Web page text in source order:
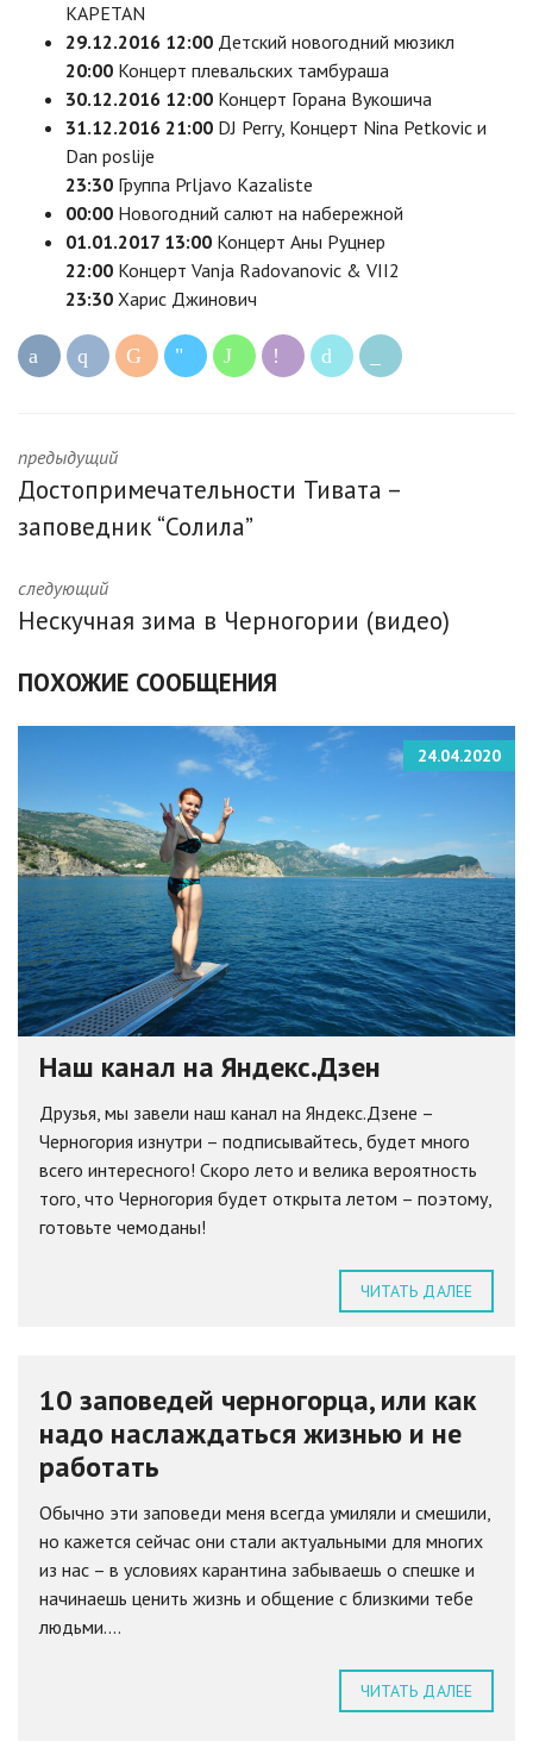
KAPETAN
29.12.2016 12:00 Детский новогодний мюзикл
20:00 Концерт плевальских тамбураша
30.12.2016 12:00 Концерт Горана Вукошича
31.12.2016 21:00 DJ Perry, Концерт Nina Petkovic и
Dan poslije
23:30 Группа Prljavo Kazaliste
00:00 Новогодний салют на набережной
01.01.2017 13:00 Концерт Аны Руцнер
22:00 Концерт Vanja Radovanovic & VII2
23:30 Харис Джинович
предыдущий
Достопримечательности Тивата –
заповедник “Солила”
следующий
Нескучная зима в Черногории (видео)
ПОХОЖИЕ СООБЩЕНИЯ
24.04.2020
Наш канал на Яндекс.Дзен
Друзья, мы завели наш канал на Яндекс.Дзене –
Черногория изнутри – подписывайтесь, будет много
всего интересного! Скоро лето и велика вероятность
того, что Черногория будет открыта летом – поэтому,
готовьте чемоданы!
ЧИТАТЬ ДАЛЕЕ
10 заповедей черногорца, или как
надо наслаждаться жизнью и не
работать
Обычно эти заповеди меня всегда умиляли и смешили,
но кажется сейчас они стали актуальными для многих
из нас – в условиях карантина забываешь о спешке и
начинаешь ценить жизнь и общение с близкими тебе
людьми....
ЧИТАТЬ ДАЛЕЕ